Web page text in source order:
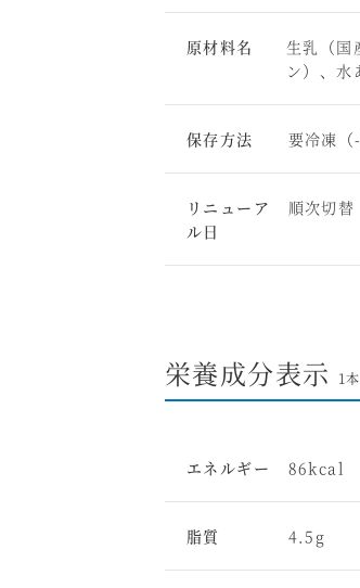
原材料名
生乳（国
ン）、水
保存方法 要冷凍（
リニューア
ル日
順次切替
栄養成分表示 1
エネルギー 86kcal
脂質 4.5g